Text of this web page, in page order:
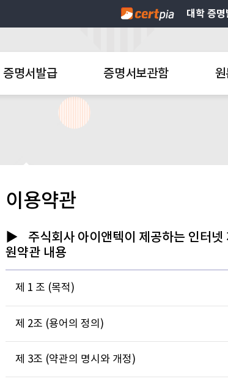
대학 증
증명서발급 증명서보관함
이용약관
주식회사 아이앤텍이 제공하는 인터
원약관 내용
제 1 조 (목적)
제 2조 (용어의 정의)
제 3조 (약관의 명시와 개정)